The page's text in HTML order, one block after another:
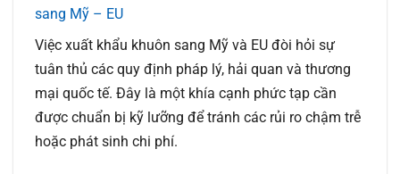
sang Mỹ – EU
Việc xuất khẩu khuôn sang Mỹ và EU đòi hỏi sự
tuân thủ các quy định pháp lý, hải quan và thương
mại quốc tế. Đây là một khía cạnh phức tạp cần
được chuẩn bị kỹ lưỡng để tránh các rủi ro chậm trễ
hoặc phát sinh chi phí.